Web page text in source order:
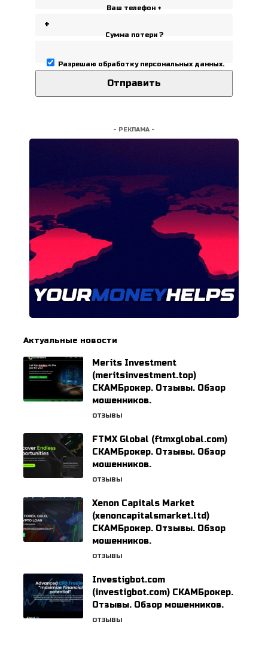
Ваш телефон +
Сумма потери ?
Разрешаю обработку персональных данных.
- РЕКЛАМА -
Актуальные новости
Merits Investment
(meritsinvestment.top)
СКАМБрокер. Отзывы. Обзор
мошенников.
ОТЗЫВЫ
FTMX Global (ftmxglobal.com)
СКАМБрокер. Отзывы. Обзор
мошенников.
ОТЗЫВЫ
Xenon Capitals Market
(xenoncapitalsmarket.ltd)
СКАМБрокер. Отзывы. Обзор
мошенников.
ОТЗЫВЫ
Investigbot.com
(investigbot.com) СКАМБрокер.
Отзывы. Обзор мошенников.
ОТЗЫВЫ